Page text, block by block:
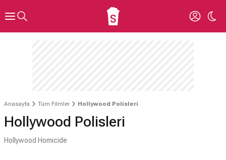
Anasayfa Tüm Filmler Hollywood Polisleri
Hollywood Polisleri
Hollywood Homicide